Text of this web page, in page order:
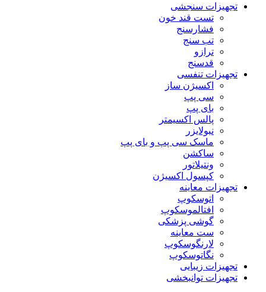
تجهیزات سنجشی
تست قند خون
فشارسنج
تب سنج
ترازو
قدسنج
تجهیزات تنفسی
اکسیژن ساز
سی پپ
بای پپ
پالس اکسیمتر
نبولایزر
ماسک سی پپ و بای پپ
ساکشن
ونتیلاتور
کپسول اکسیژن
تجهیزات معاینه
اتوسکوپ
افتالموسکوپ
گوشی پزشکی
ست معاینه
لارنگوسکوپ
نگاتوسکوپ
تجهیزات زیبایی
تجهیزات توانبخشی